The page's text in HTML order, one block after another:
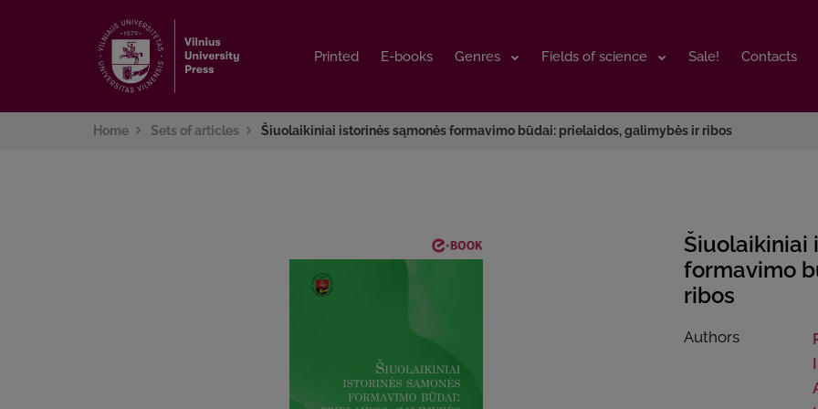
Printed E-books Genres Fields of science Sale! Contacts
Printed E-books Genres Fields of science Sale! Contacts
Home Sets of articles Šiuolaikiniai istorinės sąmonės formavimo būdai: prielaidos, galimybės ir ribos
Šiuolaikiniai
formavimo
ribos
Authors